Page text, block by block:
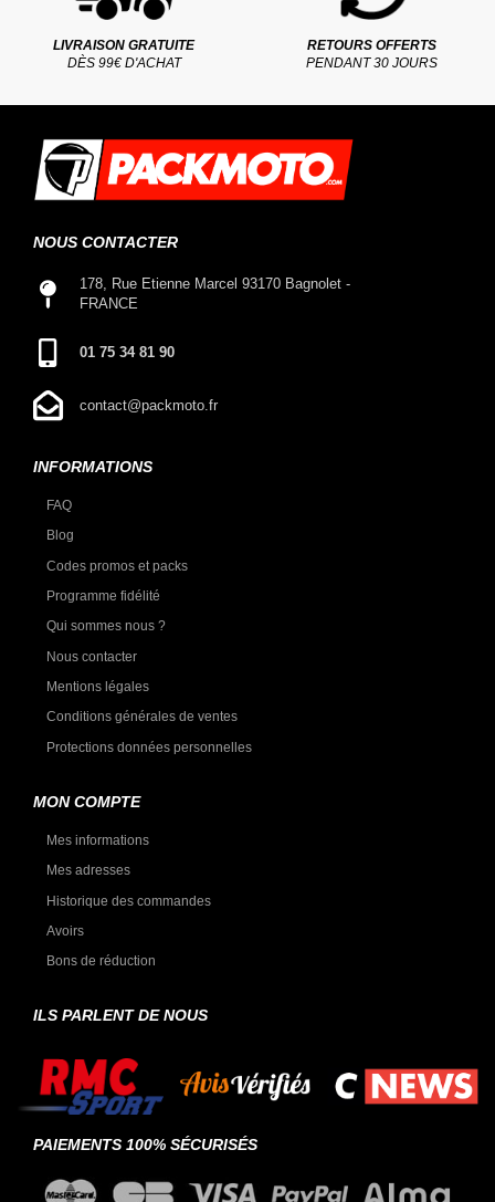
LIVRAISON GRATUITE
DÈS 99€ D'ACHAT
RETOURS OFFERTS
PENDANT 30 JOURS
NOUS CONTACTER
178, Rue Etienne Marcel 93170 Bagnolet -
FRANCE
01 75 34 81 90
contact@packmoto.fr
INFORMATIONS
FAQ
Blog
Codes promos et packs
Programme fidélité
Qui sommes nous ?
Nous contacter
Mentions légales
Conditions générales de ventes
Protections données personnelles
MON COMPTE
Mes informations
Mes adresses
Historique des commandes
Avoirs
Bons de réduction
ILS PARLENT DE NOUS
PAIEMENTS 100% SÉCURISÉS